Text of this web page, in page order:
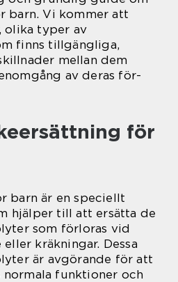
barn. Vi kommer att
olika typer av
finns tillgängliga,
mellan dem
av deras för-
för
barn är en speciellt
hjälper till att ersätta de
som förloras vid
kräkningar. Dessa
är avgörande för att
funktioner och